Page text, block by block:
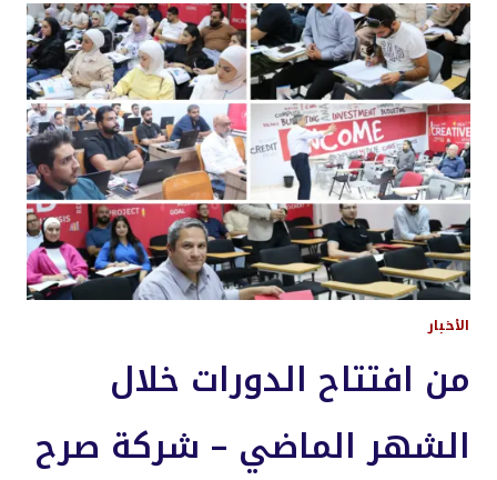
الأخبار
من افتتاح الدورات خلال
الشهر الماضي – شركة صرح